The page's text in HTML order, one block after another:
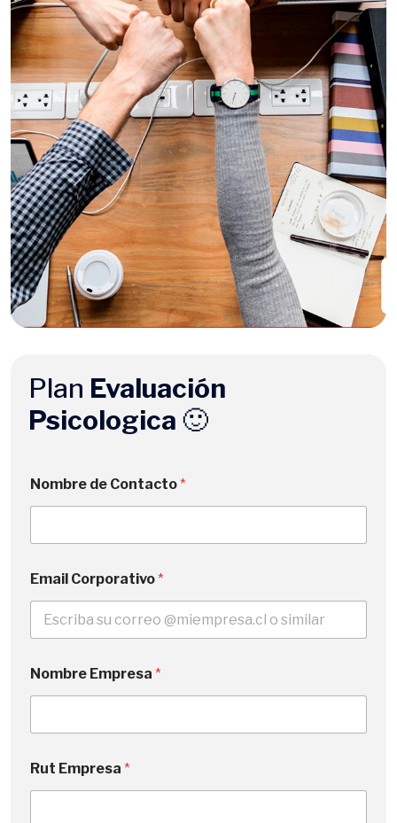
Plan Evaluación
Psicologica 🙂
Nombre de Contacto*
Email Corporativo*
Nombre Empresa *
Rut Empresa *